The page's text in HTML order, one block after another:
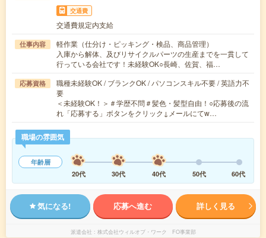
交通費
交通費規定内支給
仕事内容
軽作業（仕分け・ピッキング・検品、商品管理）
入庫から解体、及びリサイクルパーツの生産までを一貫して
行っている会社です！未経験OK○長崎、佐賀、福…
応募資格
職種未経験OK / ブランクOK / パソコンスキル不要 / 英語力不
要
＜未経験OK！＞＃学歴不問＃髪色・髪型自由！○応募後の流
れ「応募する」ボタンをクリック↓メールにてw…
職場の雰囲気
年齢層
20代
30代 40代 50代 60代
気になる! 応募へ進む 詳しく見る
派遣会社 株式会社ウィルオブ・ワーク FO事業部